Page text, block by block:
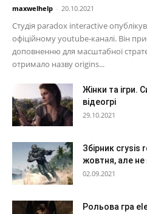
maxwelhelp - 20.10.2021
Студія paradox interactive
офіційному youtube-каналі. Він
доповненню для масштабної
отримало назву origins...
Жінки та ігри.
відеогрі
29.10.2021
Збірник crysis
жовтня, але не
02.09.2021
Рольова гра